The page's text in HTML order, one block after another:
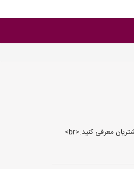
LooleEtesalat.ir بستری مناسب برای تبلیغات و فروش انواع لوله و اتصالات می‌باشد.<br> در این سایت می‌توانید به سادگی آگهی‌های خود را ثبت کنید و محصولات خود را به مشتریان معرفی کنید.<br>